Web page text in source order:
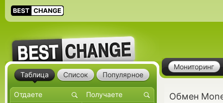
Мониторинг
Обмен
Таблица Список Популярное